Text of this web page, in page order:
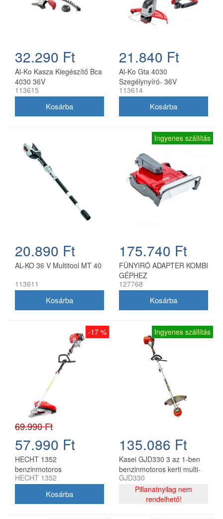
32.290 Ft
Al-Ko Kasza Kiegészítő Bca
4030 36V
113615
21.840 Ft
Al-Ko Gta 4030
Szegélynyíró- 36V
113614
20.890 Ft
AL-KO 36 V Multitool MT 40
113611
Ingyenes szállítás
175.740 Ft
FÜNYIRÓ ADAPTER KOMBI
GÉPHEZ
127768
-17 %
69.990 Ft
57.990 Ft
HECHT 1352
benzinmotoros
multifunkciós fűszegély,
HECHT 1352
Ingyenes szállítás
135.086 Ft
Kasei GJD330 3 az 1-ben
benzinmotoros kerti multi-
tool 33 cm3
GJD330
Pillanatnyilag nem
rendelhető!